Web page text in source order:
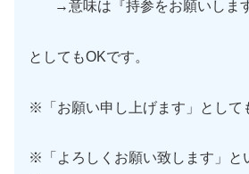
→意味は『持参をお願いしま
としてもOKです。
※「お願い申し上げます」として
※「よろしくお願い致します」と